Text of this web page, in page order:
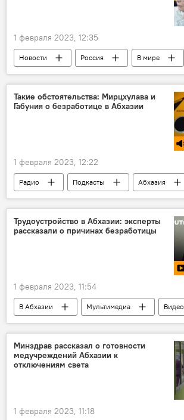
1 февраля 2023, 12:35
Новости Россия В мире
Такие обстоятельства: Мирцхулава и
Габуния о безработице в Абхазии
1 февраля 2023, 12:22
Радио Подкасты
Абхазия
Такие обстоятельства
работа
безработица
Трудоустройство в Абхазии: эксперты
рассказали о причинах безработицы
1 февраля 2023, 11:54
В Абхазии Мультимедиа
Видео
Абхазия
Экономика
Минздрав рассказал о готовности
медучреждений Абхазии к
отключениям света
1 февраля 2023, 11:18